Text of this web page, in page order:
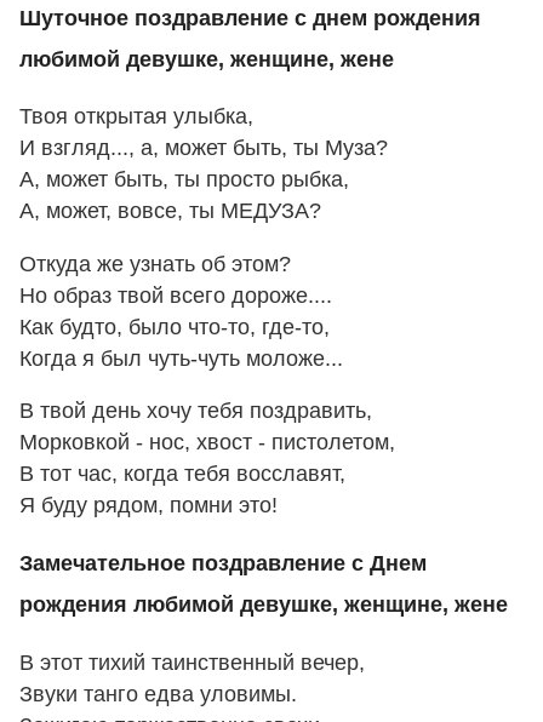
Шуточное поздравление с днем рождения
любимой девушке, женщине, жене
Твоя открытая улыбка,
И взгляд..., а, может быть, ты Муза?
А, может быть, ты просто рыбка,
А, может, вовсе, ты МЕДУЗА?
Откуда же узнать об этом?
Но образ твой всего дороже....
Как будто, было что-то, где-то,
Когда я был чуть-чуть моложе...
В твой день хочу тебя поздравить,
Морковкой - нос, хвост - пистолетом,
В тот час, когда тебя восславят,
Я буду рядом, помни это!
Замечательное поздравление с Днем
рождения любимой девушке, женщине, жене
В этот тихий таинственный вечер,
Звуки танго едва уловимы.